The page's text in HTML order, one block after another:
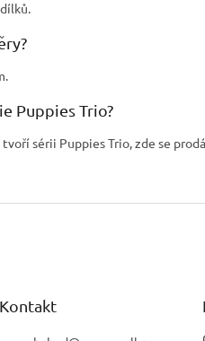
Puppies Trio?
sérii Puppies Trio, zde se
Kontakt